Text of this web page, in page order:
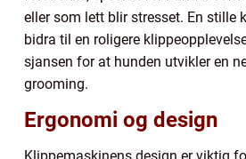
eller som lett blir stresset. En stille
bidra til en roligere
sjansen for at hunden utvikler en
grooming.
Ergonomi og design